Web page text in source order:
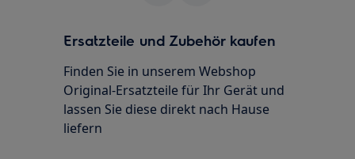
Ersatzteile und Zubehör kaufen
Finden Sie in unserem Webshop
Original-Ersatzteile für Ihr Gerät und
lassen Sie diese direkt nach Hause
liefern